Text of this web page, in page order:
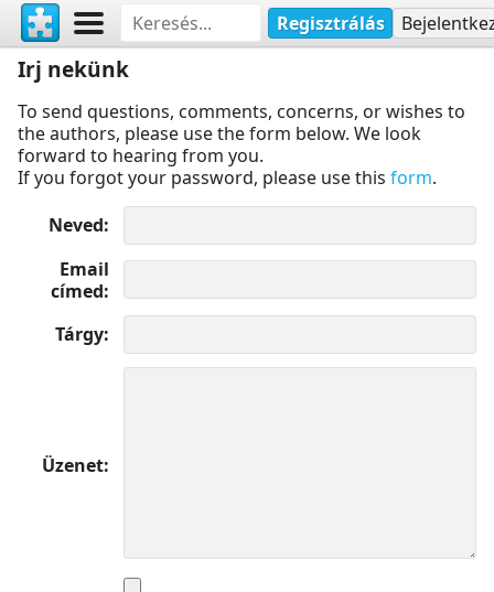
Regisztrálás
Irj nekünk
To send questions, comments, concerns, or wishes to
the authors, please use the form below. We look
forward to hearing from you.
If you forgot your password, please use this form.
Neved
Email
címed
Tárgy
Üzenet